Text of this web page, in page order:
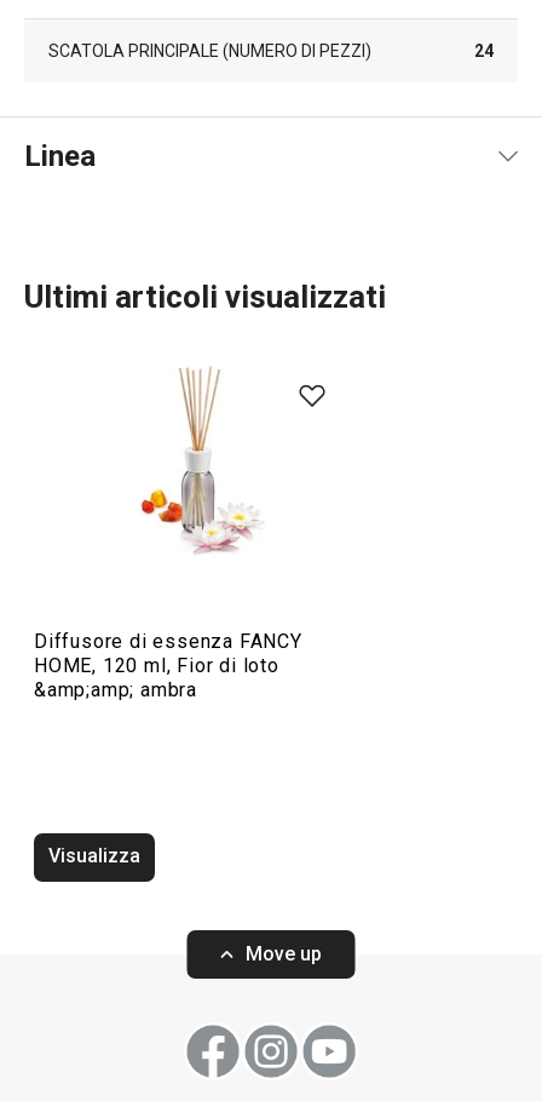
SCATOLA PRINCIPALE (NUMERO DI PEZZI) 24
Linea
TESCOMA HOME
Servire in tavola
Preparazione degli alimenti
Ultimi articoli visualizzati
Diffusore di essenza FANCY
HOME, 120 ml, Fior di loto
&amp;amp; ambra
Visualizza
Move up